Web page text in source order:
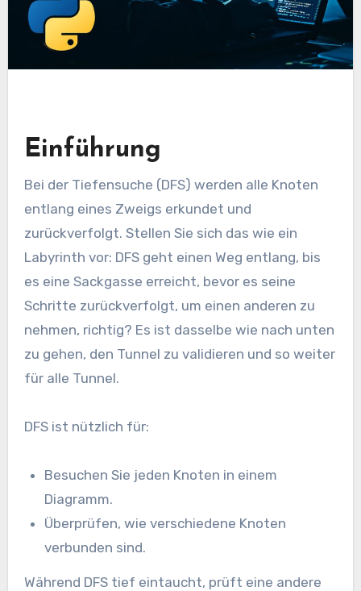
Einführung
Bei der Tiefensuche (DFS) werden alle Knoten
entlang eines Zweigs erkundet und
zurückverfolgt. Stellen Sie sich das wie ein
Labyrinth vor: DFS geht einen Weg entlang, bis
es eine Sackgasse erreicht, bevor es seine
Schritte zurückverfolgt, um einen anderen zu
nehmen, richtig? Es ist dasselbe wie nach unten
zu gehen, den Tunnel zu validieren und so weiter
für alle Tunnel.
DFS ist nützlich für:
Besuchen Sie jeden Knoten in einem
Diagramm.
Überprüfen, wie verschiedene Knoten
verbunden sind.
Während DFS tief eintaucht, prüft eine andere